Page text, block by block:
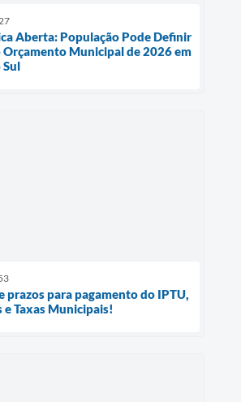
Aberta: População Pode Definir
Municipal de 2026 em
Sul
prazos para pagamento do IPTU,
e Taxas Municipais!